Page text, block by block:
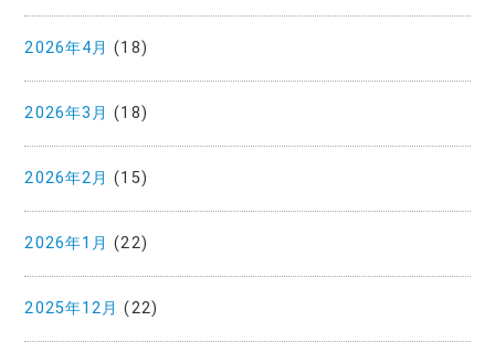
2026年4月 (18)
2026年3月 (18)
2026年2月 (15)
2026年1月 (22)
2025年12月 (22)